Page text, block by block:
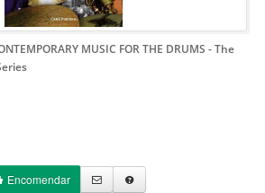
MUSIC FOR THE DRUMS - The
Encomendar